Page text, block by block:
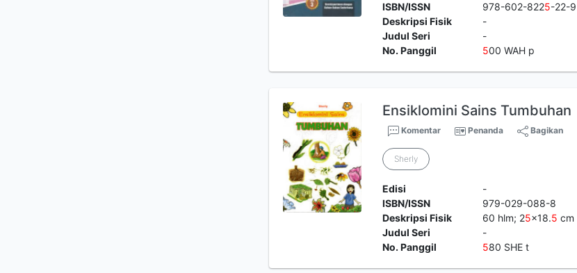
ISBN/ISSN
978-602-8225-22-9
Deskripsi Fisik
-
Judul Seri
-
No. Panggil
500 WAH p
Ensiklomini Sains Tumbuhan
Komentar Penanda Bagikan
Sherly
Edisi
-
ISBN/ISSN
979-029-088-8
Deskripsi Fisik
60 hlm; 25x18.5 cm
Judul Seri
-
No. Panggil
580 SHE t